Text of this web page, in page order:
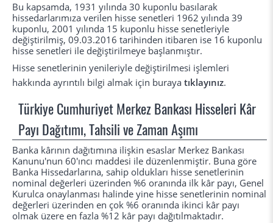
Bu kapsamda, 1931 yılında 30 kuponlu basılarak
hissedarlarımıza verilen hisse senetleri 1962 yılında 39
kuponlu, 2001 yılında 15 kuponlu hisse senetleriyle
değiştirilmiş, 09.03.2016 tarihinden itibaren ise 16 kuponlu
hisse senetleri ile değiştirilmeye başlanmıştır.
Hisse senetlerinin yenileriyle değiştirilmesi işlemleri
hakkında ayrıntılı bilgi almak için burayatıklayınız.
Türkiye Cumhuriyet Merkez Bankası Hisseleri Kâr
Payı Dağıtımı, Tahsili ve Zaman Aşımı
Banka kârının dağıtımına ilişkin esaslar Merkez Bankası
Kanunu'nun 60'ıncı maddesi ile düzenlenmiştir. Buna göre
Banka Hissedarlarına, sahip oldukları hisse senetlerinin
nominal değerleri üzerinden %6 oranında ilk kâr payı, Genel
Kurulca onaylanması halinde yine hisse senetlerinin nominal
değerleri üzerinden en çok %6 oranında ikinci kâr payı
olmak üzere en fazla %12 kâr payı dağıtılmaktadır.